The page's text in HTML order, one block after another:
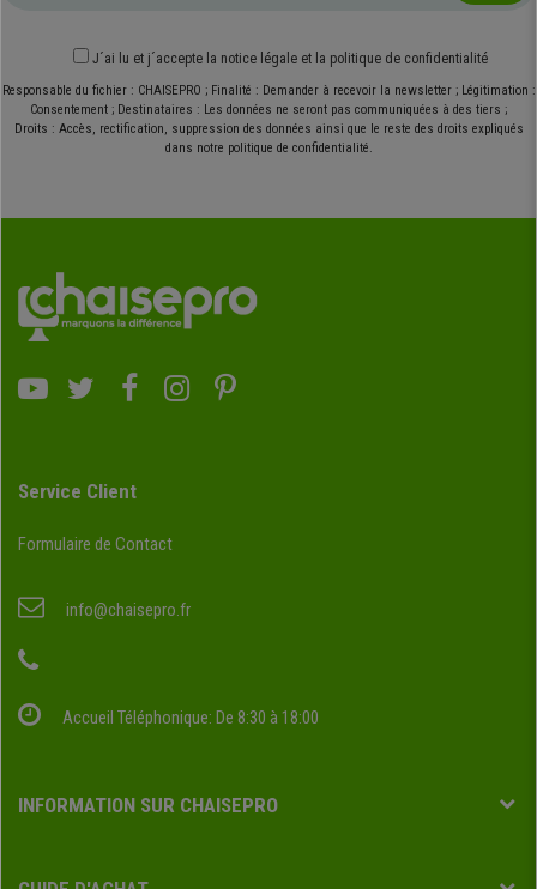
J´ai lu et j´accepte la notice légale et la politique de confidentialité
Responsable du fichier : CHAISEPRO ; Finalité : Demander à recevoir la newsletter ; Légitimation :
Consentement ; Destinataires : Les données ne seront pas communiquées à des tiers ;
Droits : Accès, rectification, suppression des données ainsi que le reste des droits expliqués
dans notre politique de confidentialité.
Service Client
Formulaire de Contact
info@chaisepro.fr
Accueil Téléphonique: De 8:30 à 18:00
INFORMATION SUR CHAISEPRO